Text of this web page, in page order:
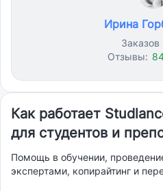
Ирина
Заказов
Отзывы:
Как работает
для студентов и
Помощь в обучении,
экспертами, копирайтинг и